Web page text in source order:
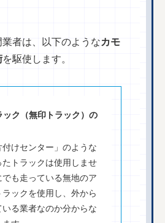
者は、以下のようなカモ
を駆使します。
ック（無印トラック）の
付けセンター」のような
たトラックは使用しませ
でも走っている無地のア
ラックを使用し、外から
いる業者なのか分からな